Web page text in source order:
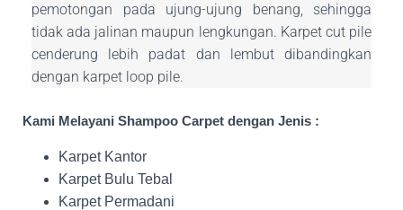
pemotongan pada ujung-ujung benang, sehingga
tidak ada jalinan maupun lengkungan. Karpet cut pile
cenderung lebih padat dan lembut dibandingkan
dengan karpet loop pile.
Kami Melayani Shampoo Carpet dengan Jenis :
Karpet Kantor
Karpet Bulu Tebal
Karpet Permadani